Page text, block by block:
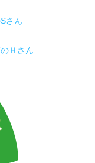
さん
Ｈさん